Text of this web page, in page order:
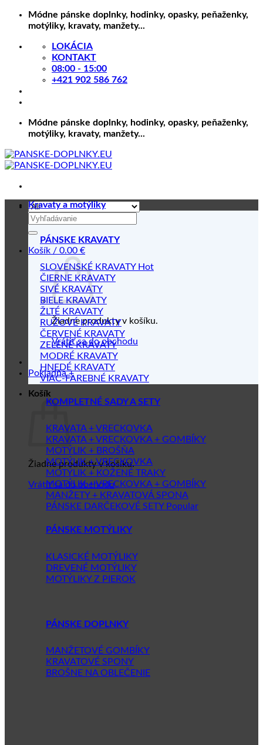
Skip
Módne pánske doplnky, hodinky, opasky, peňaženky,
motýliky, kravaty, manžety...
LOKÁCIA
KONTAKT
08:00 - 15:00
+421 902 586 762
Módne pánske doplnky, hodinky, opasky, peňaženky,
motýliky, kravaty, manžety...
Hľadať:
Košík / 0.00 €
Žiadne produkty v košíku.
Vrátiť sa do obchodu
Pokladňa +
Košík
Žiadne produkty v košíku.
Vrátiť sa do obchodu
Kravaty a motýliky
PÁNSKE KRAVATY
SLOVENSKÉ KRAVATY
ČIERNE KRAVATY
SIVÉ KRAVATY
BIELE KRAVATY
ŽLTÉ KRAVATY
RUŽOVÉ KRAVATY
ČERVENÉ KRAVATY
ZELENÉ KRAVATY
MODRÉ KRAVATY
HNEDÉ KRAVATY
VIAC-FAREBNÉ KRAVATY
KOMPLETNÉ SADY A SETY
KRAVATA + VRECKOVKA
KRAVATA + VRECKOVKA + GOMBÍKY
MOTÝLIK + BROŠŇA
MOTÝLIK + VRECKOVKA
MOTÝLIK + KOŽENÉ TRAKY
MOTÝLIK + VRECKOVKA + GOMBÍKY
MANŽETY + KRAVATOVÁ SPONA
PÁNSKE DARČEKOVÉ SETY
PÁNSKE MOTÝLIKY
KLASICKÉ MOTÝLIKY
DREVENÉ MOTÝLIKY
MOTÝLIKY Z PIEROK
PÁNSKE DOPLNKY
MANŽETOVÉ GOMBÍKY
KRAVATOVÉ SPONY
BROŠNE NA OBLEČENIE